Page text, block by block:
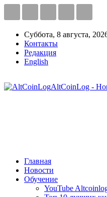
Суббота, 8 августа,
Контакты
Редакция
English
AltCoinLog -
Главная
Новости
Обучение
YouTube